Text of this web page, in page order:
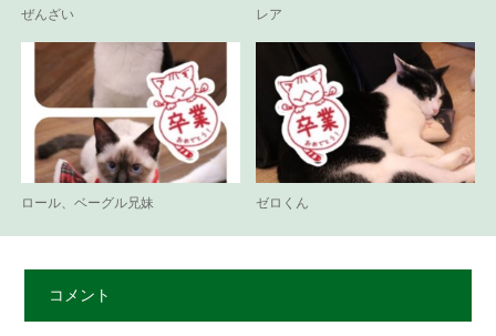
ぜんざい レア
ロール、ベーグル兄妹 ゼロくん
コメント